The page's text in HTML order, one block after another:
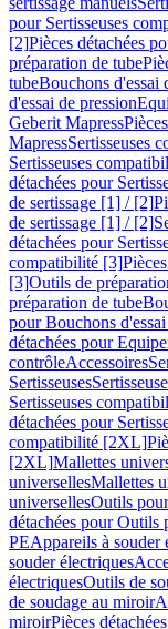
pour Sertisseuses
[2]Pièces détachées
préparation de tube
tubeBouchons d'essai
d'essai de pression
Geberit Mapress
MapressSertisseuses
Sertisseuses
détachées pour
de sertissage [1] / [2]
de sertissage [1] / [2]
détachées pour
compatibilité [3]
[3]Outils de
préparation de tube
pour Bouchons
détachées pour
contrôleAccessoires
Sertisseuses
Sertisseuses
détachées pour
compatibilité [2XL]
[2XL]Mallettes
universellesMallettes
universellesOutils
détachées pour
PEAppareils à souder
souder électriques
électriquesOutils de
de soudage au miroir
miroirPièces